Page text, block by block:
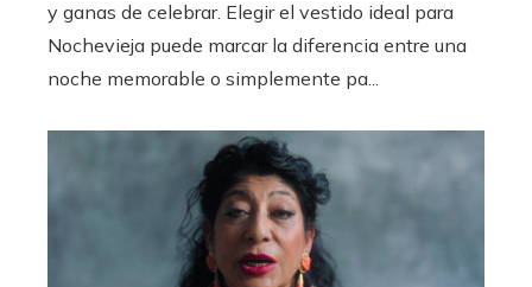
y ganas de celebrar. Elegir el vestido ideal para
Nochevieja puede marcar la diferencia entre una
noche memorable o simplemente pa...